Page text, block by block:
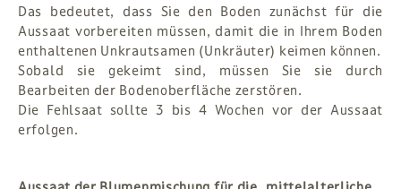
Das bedeutet, dass Sie den Boden zunächst für die
Aussaat vorbereiten müssen, damit die in Ihrem Boden
enthaltenen Unkrautsamen (Unkräuter) keimen können.
Sobald sie gekeimt sind, müssen Sie sie durch
Bearbeiten der Bodenoberfläche zerstören.
Die Fehlsaat sollte 3 bis 4 Wochen vor der Aussaat
erfolgen.